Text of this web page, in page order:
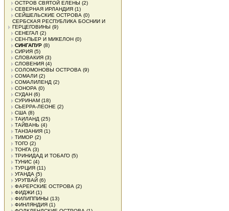
ОСТРОВ СВЯТОЙ ЕЛЕНЫ (2)
СЕВЕРНАЯ ИРЛАНДИЯ (1)
СЕЙШЕЛЬСКИЕ ОСТРОВА (0)
СЕРБСКАЯ РЕСПУБЛИКА БОСНИИ И
ГЕРЦЕГОВИНЫ (9)
СЕНЕГАЛ (2)
СЕН-ПЬЕР И МИКЕЛОН (0)
СИНГАПУР (8)
СИРИЯ (5)
СЛОВАКИЯ (3)
СЛОВЕНИЯ (4)
СОЛОМОНОВЫ ОСТРОВА (9)
СОМАЛИ (2)
СОМАЛИЛЕНД (2)
СОНОРА (0)
СУДАН (6)
СУРИНАМ (18)
СЬЕРРА-ЛЕОНЕ (2)
США (8)
ТАИЛАНД (25)
ТАЙВАНЬ (4)
ТАНЗАНИЯ (1)
ТИМОР (2)
ТОГО (2)
ТОНГА (3)
ТРИНИДАД И ТОБАГО (5)
ТУНИС (4)
ТУРЦИЯ (11)
УГАНДА (5)
УРУГВАЙ (6)
ФАРЕРСКИЕ ОСТРОВА (2)
ФИДЖИ (1)
ФИЛИППИНЫ (13)
ФИНЛЯНДИЯ (1)